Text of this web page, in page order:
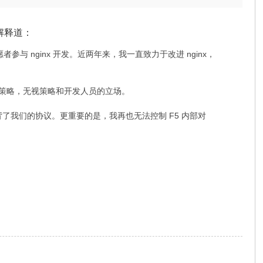
道：
参与 nginx 开发。近两年来，我一直致力于改进 nginx，
，无视策略和开发人员的立场。
我们的协议。更重要的是，我再也无法控制 F5 内部对